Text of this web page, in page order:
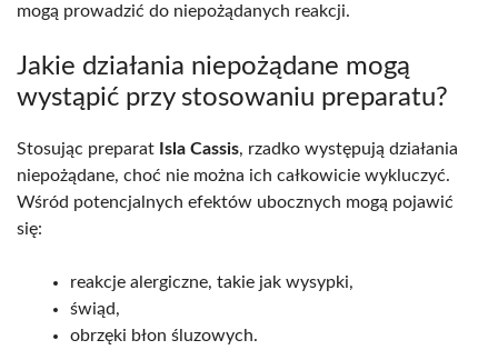
mogą prowadzić do niepożądanych reakcji.
Jakie działania niepożądane mogą
wystąpić przy stosowaniu preparatu?
Stosując preparat Isla Cassis, rzadko występują działania
niepożądane, choć nie można ich całkowicie wykluczyć.
Wśród potencjalnych efektów ubocznych mogą pojawić
się:
reakcje alergiczne, takie jak wysypki,
świąd,
obrzęki błon śluzowych.